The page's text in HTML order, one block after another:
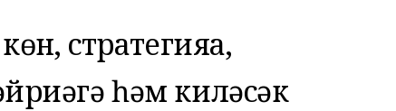
стратегияға,
һәм киләсәк